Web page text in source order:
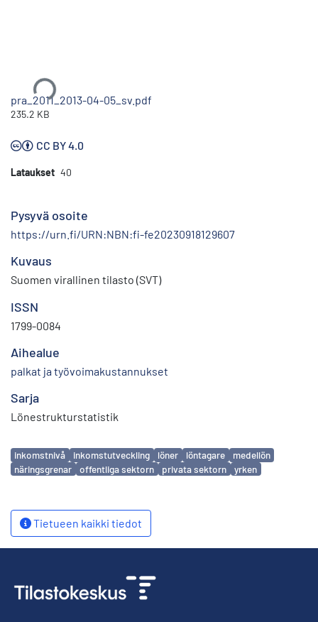
pra_2011_2013-04-05_sv.pdf
235.2 KB
CC BY 4.0
Lataukset 40
Pysyvä osoite
https://urn.fi/URN:NBN:fi-fe20230918129607
Kuvaus
Suomen virallinen tilasto (SVT)
ISSN
1799-0084
Aihealue
palkat ja työvoimakustannukset
Sarja
Lönestrukturstatistik
Avainsanat
inkomstnivå inkomstutveckling löner löntagare
medellön
näringsgrenar
offentliga sektorn privata sektorn yrken
Tietueen kaikki tiedot